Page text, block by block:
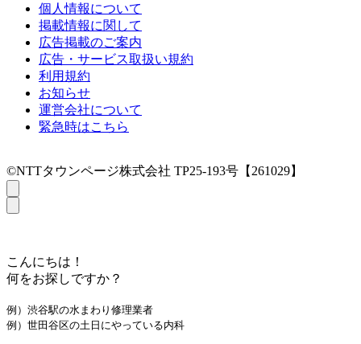
個人情報について
掲載情報に関して
広告掲載のご案内
広告・サービス取扱い規約
利用規約
お知らせ
運営会社について
緊急時はこちら
©NTTタウンページ株式会社 TP25-193号【261029】
こんにちは！
何をお探しですか？
例）渋谷駅の水まわり修理業者
例）世田谷区の土日にやっている内科